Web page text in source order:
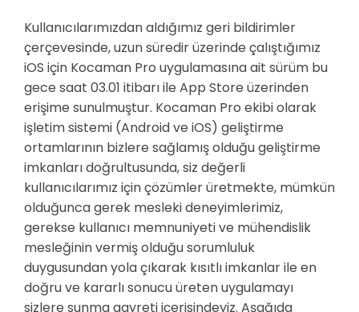
Kullanıcılarımızdan aldığımız geri bildirimler
çerçevesinde, uzun süredir üzerinde çalıştığımız
iOS için Kocaman Pro uygulamasına ait sürüm bu
gece saat 03.01 itibarı ile App Store üzerinden
erişime sunulmuştur. Kocaman Pro ekibi olarak
işletim sistemi (Android ve iOS) geliştirme
ortamlarının bizlere sağlamış olduğu geliştirme
imkanları doğrultusunda, siz değerli
kullanıcılarımız için çözümler üretmekte, mümkün
olduğunca gerek mesleki deneyimlerimiz,
gerekse kullanıcı memnuniyeti ve mühendislik
mesleğinin vermiş olduğu sorumluluk
duygusundan yola çıkarak kısıtlı imkanlar ile en
doğru ve kararlı sonucu üreten uygulamayı
sizlere sunma gayreti içerisindeyiz. Aşağıda